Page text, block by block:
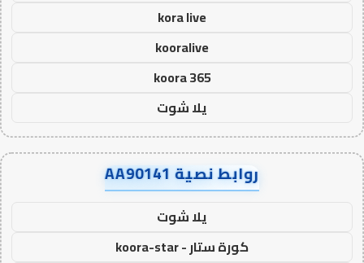
kora live
kooralive
koora 365
يلا شوت
روابط نصية AA90141
يلا شوت
كورة ستار - koora-star